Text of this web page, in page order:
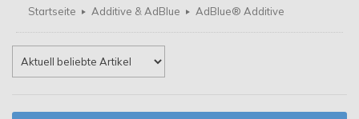
Startseite Additive & AdBlue AdBlue® Additive